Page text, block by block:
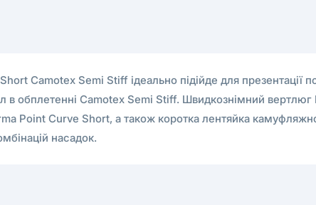
Camotex Semi Stiff ідеально підійде для презентації
в обплетенні Camotex Semi Stiff. Швидкознімний
Point Curve Short, а також коротка лентяйка
насадок.